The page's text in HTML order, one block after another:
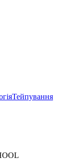
Тейпування